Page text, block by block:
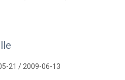
21 / 2009-06-13